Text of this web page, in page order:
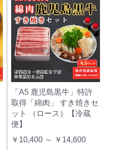
「A5 鹿児島黒牛」特許
取得「綿肉」 すき焼きセ
ット （ロース）【冷蔵
便】
￥10,400 ～ ￥14,600